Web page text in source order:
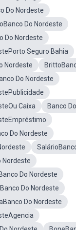
Do Nordeste
Do Nordeste
Do Nordeste
Seguro Bahia
Nordeste
Do Nordeste
Caixa
Banco
Do Nordeste
Nordeste
Do Nordeste
Do Nordeste
Do Nordeste